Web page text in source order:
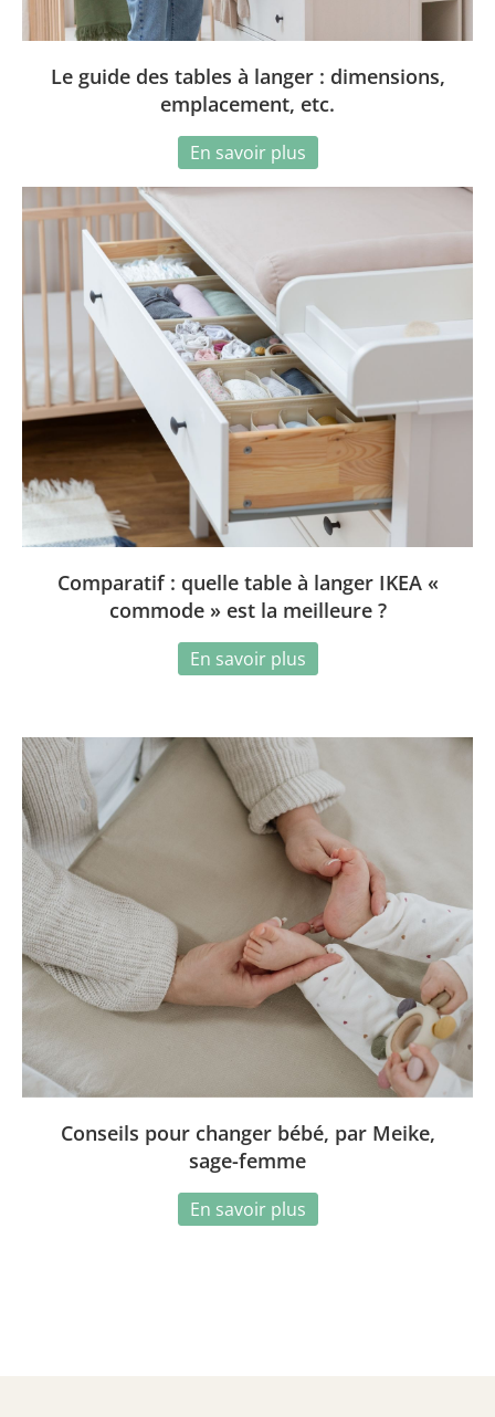
Le guide des tables à langer : dimensions,
emplacement, etc.
En savoir plus
Comparatif : quelle table à langer IKEA «
commode » est la meilleure ?
En savoir plus
Conseils pour changer bébé, par Meike,
sage-femme
En savoir plus